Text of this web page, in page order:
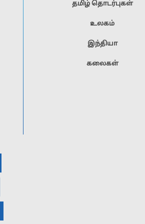
தமிழ் தொடர்புகள்
உலகம்
இந்தியா
கலைகள்